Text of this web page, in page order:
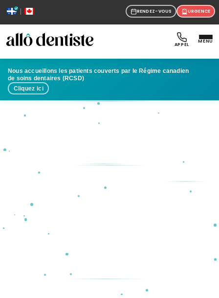
| RENDEZ-VOUS URGENCE
APPEL
MENU
Nous accueillons les patients couverts par le Régime canadien
de soins dentaires (RCSD)
Cliquez ici